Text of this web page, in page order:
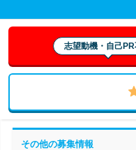
志望動機・自己
その他の募集情報